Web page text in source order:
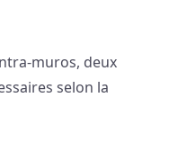
muros, deux
selon la